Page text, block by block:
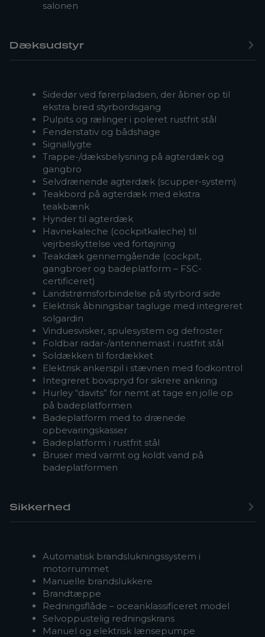
salonen
Dæksudstyr
Sidedør ved førerpladsen, der åbner op til
ekstra bred styrbordsgang
Pulpits og rælinger i poleret rustfrit stål
Fenderstativ og bådshage
Signallygte
Trappe-/dæksbelysning på agterdæk og
gangbro
Selvdrænende agterdæk (scupper-system)
Teakbord på agterdæk med ekstra
teakbænk
Hynder til agterdæk
Havnekaleche (cockpitkaleche) til
vejrbeskyttelse ved fortøjning
Teakdæk gennemgående (cockpit,
gangbroer og badeplatform – FSC-
certificeret)
Landstrømsforbindelse på styrbord side
Elektrisk åbningsbar tagluge med integreret
solgardin
Vinduesvisker, spulesystem og defroster
Foldbar radar-/antennemast i rustfrit stål
Soldækken til fordækket
Elektrisk ankerspil i stævnen med fodkontrol
Integreret bovspryd for sikrere ankring
Hurley “davits” for nemt at tage en jolle op
på badeplatformen
Badeplatform med to drænede
opbevaringskasser
Badeplatform i rustfrit stål
Bruser med varmt og koldt vand på
badeplatformen
Sikkerhed
Automatisk brandslukningssystem i
motorrummet
Manuelle brandslukkere
Brandtæppe
Redningsflåde – oceanklassificeret model
Selvoppustelig redningskrans
Manuel og elektrisk lænsepumpe